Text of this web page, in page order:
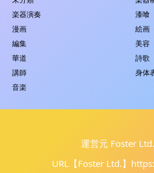
楽器演奏
漆喰
漫画
絵画
編集
美容
華道
詩歌
講師
身体
音楽
運営元 Foster
URL【Foster Ltd.】